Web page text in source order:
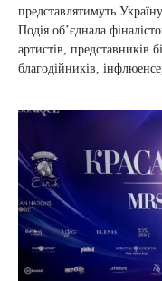
представлятимуть
Подія об’єднала
артистів, представників
благодійників,